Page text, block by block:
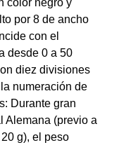
color negro y
por 8 de ancho
con el
desde 0 a 50
diez divisiones
numeración de
Durante gran
Alemana (previo a
g), el peso